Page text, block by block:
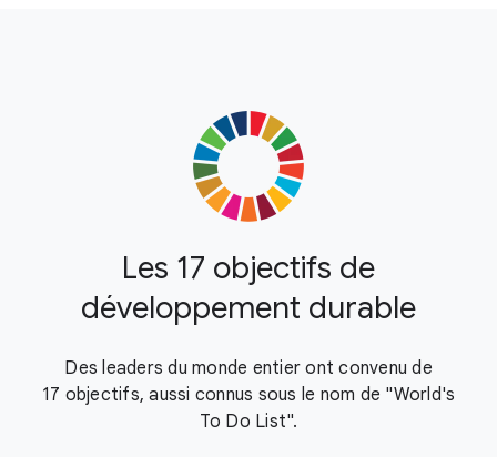
Les 17 objectifs de
développement durable
Des leaders du monde entier ont convenu de
17 objectifs, aussi connus sous le nom de "World's
To Do List".